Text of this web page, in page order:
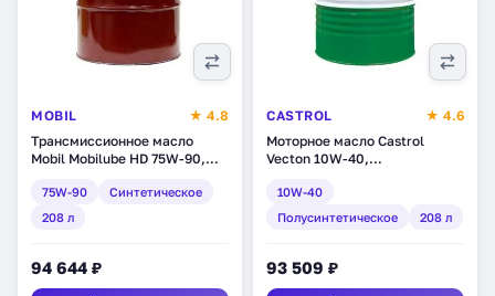
MOBIL
★ 4.8
Трансмиссионное масло
Mobil Mobilube HD 75W-90,
(146422)
75W-90
Синтетическое
208 л
94 644 ₽
CASTROL
★ 4.6
Моторное масло Castrol
Vecton 10W-40,
(1532DF)
10W-40
Полусинтетическое
208 л
93 509 ₽